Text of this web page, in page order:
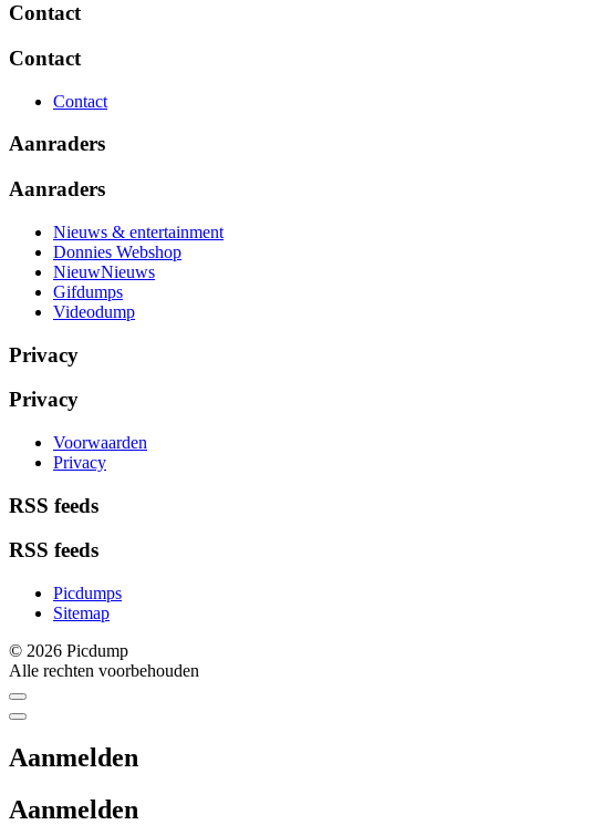
Contact
Contact
Contact
Aanraders
Aanraders
Nieuws & entertainment
Donnies Webshop
NieuwNieuws
Gifdumps
Videodump
Privacy
Privacy
Voorwaarden
Privacy
RSS feeds
RSS feeds
Picdumps
Sitemap
© 2026 Picdump
Alle rechten voorbehouden
Aanmelden
Aanmelden